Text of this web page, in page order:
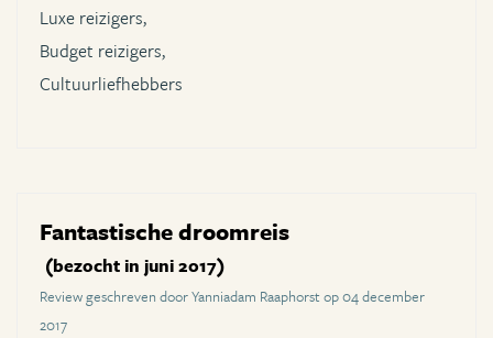
Luxe reizigers,
Budget reizigers,
Cultuurliefhebbers
Fantastische droomreis
(bezocht in juni 2017)
Review geschreven door Yanniadam Raaphorst op 04 december
2017